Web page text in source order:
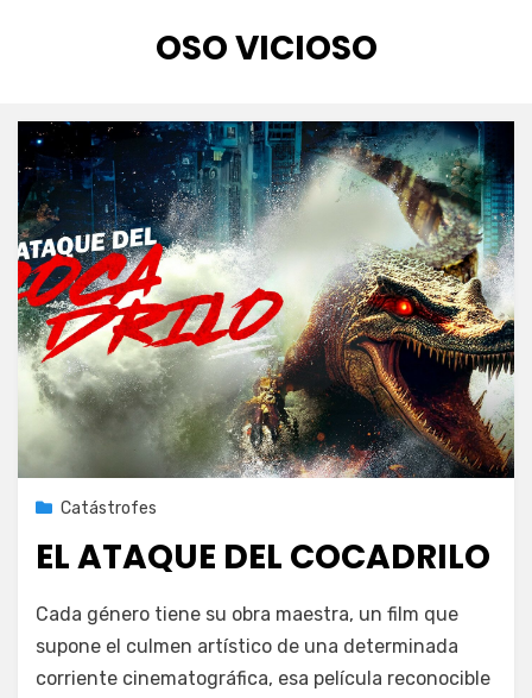
ETIQUETA
:
OSO VICIOSO
Publicada
12 de agosto de 2024
Catástrofes
EL ATAQUE DEL COCADRILO
por PeliDeTarde
Deja un comentario
ATAQUE
DEL
Cada género tiene su obra maestra, un film que
supone el culmen artístico de una determinada
corriente cinematográfica, esa película reconocible